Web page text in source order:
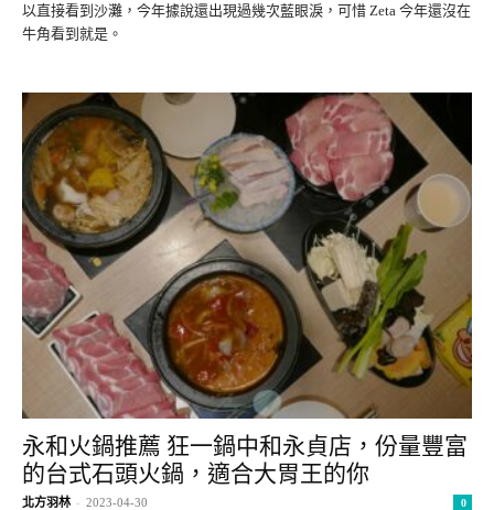
以直接看到沙灘，今年據說還出現過幾次藍眼淚，可惜 Zeta 今年還沒在
牛角看到就是。
永和火鍋推薦 狂一鍋中和永貞店，份量豐富
的台式石頭火鍋，適合大胃王的你
北方羽林 - 2023-04-30 0